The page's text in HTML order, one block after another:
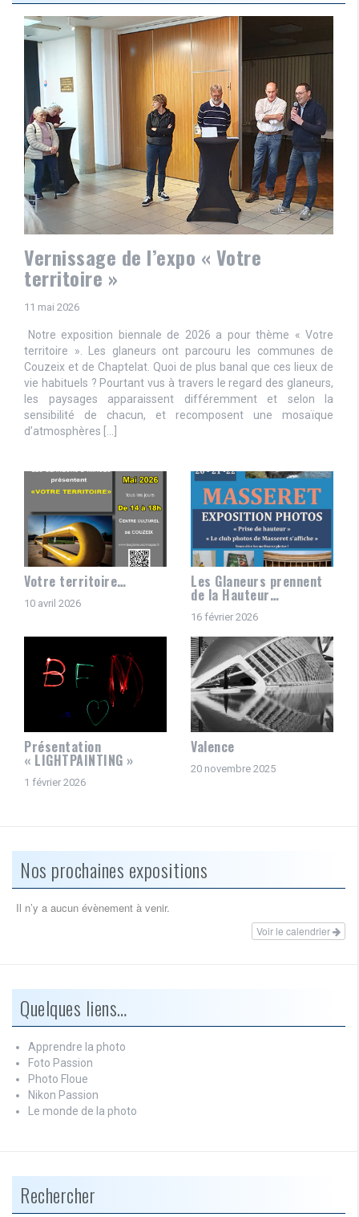
Vernissage de l’expo « Votre
territoire »
11 mai 2026
Notre exposition biennale de 2026 a pour thème « Votre
territoire ». Les glaneurs ont parcouru les communes de
Couzeix et de Chaptelat. Quoi de plus banal que ces lieux de
vie habituels ? Pourtant vus à travers le regard des glaneurs,
les paysages apparaissent différemment et selon la
sensibilité de chacun, et recomposent une mosaïque
d’atmosphères […]
Votre territoire…
10 avril 2026
Les Glaneurs prennent
de la Hauteur…
16 février 2026
Présentation
« LIGHTPAINTING »
1 février 2026
Valence
20 novembre 2025
Nos prochaines expositions
Il n’y a aucun évènement à venir.
Voir le calendrier
Quelques liens…
Apprendre la photo
Foto Passion
Photo Floue
Nikon Passion
Le monde de la photo
Rechercher